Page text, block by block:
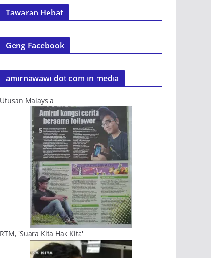
Tawaran Hebat
Geng Facebook
amirnawawi dot com in media
Utusan Malaysia
RTM, 'Suara Kita Hak Kita'